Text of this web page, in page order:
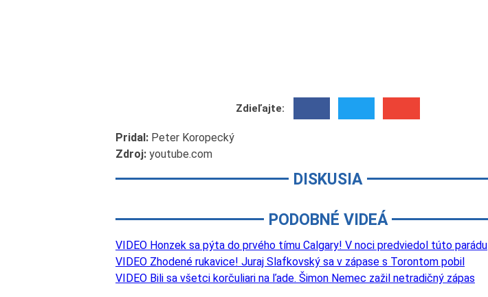
Zdieľajte:
Pridal: Peter Koropecký
Zdroj: youtube.com
DISKUSIA
PODOBNÉ VIDEÁ
VIDEO Honzek sa pýta do prvého tímu Calgary! V noci predviedol túto parádu
VIDEO Zhodené rukavice! Juraj Slafkovský sa v zápase s Torontom pobil
VIDEO Bili sa všetci korčuliari na ľade. Šimon Nemec zažil netradičný zápas